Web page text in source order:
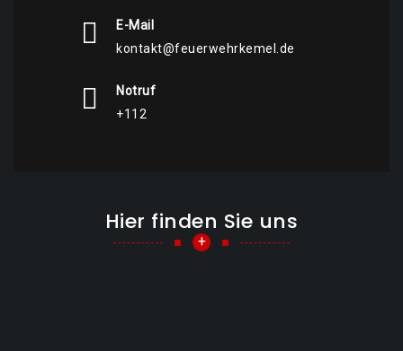
E-Mail
kontakt@feuerwehrkemel.de
Notruf
+112
Hier finden Sie uns
+